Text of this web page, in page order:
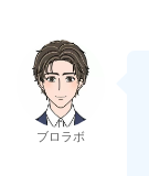
ブロラボ